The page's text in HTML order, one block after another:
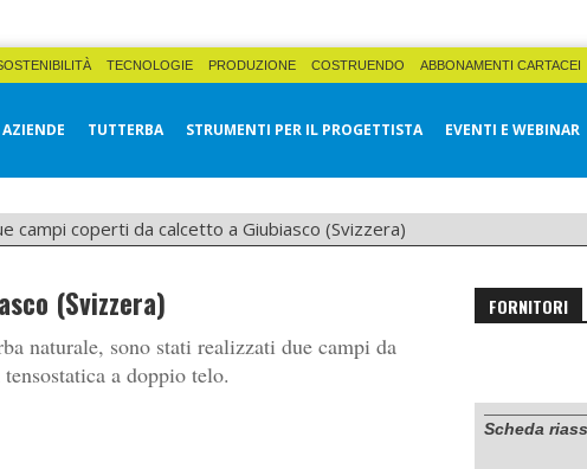
TECNOLOGIE PRODUZIONE COSTRUENDO ABBONAMENTI CARTACEI
AZIENDE TUTTERBA STRUMENTI PER IL PROGETTISTA EVENTI E WEBINAR
campi coperti da calcetto a Giubiasco (Svizzera)
(Svizzera)
naturale, sono stati realizzati due campi da
a doppio telo.
FORNITORI
Scheda